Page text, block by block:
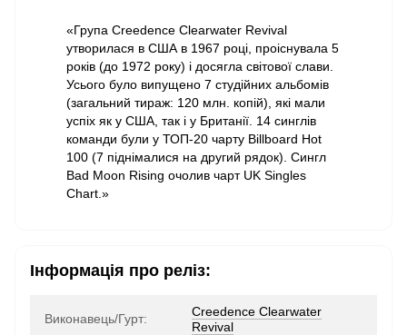
«Група Creedence Clearwater Revival
утворилася в США в 1967 році, проіснувала 5
років (до 1972 року) і досягла світової слави.
Усього було випущено 7 студійних альбомів
(загальний тираж: 120 млн. копій), які мали
успіх як у США, так і у Британії. 14 синглів
команди були у ТОП-20 чарту Billboard Hot
100 (7 піднімалися на другий рядок). Сингл
Bad Moon Rising очолив чарт UK Singles
Chart.»
Інформація про реліз:
Виконавець/Гурт:
Creedence Clearwater
Revival